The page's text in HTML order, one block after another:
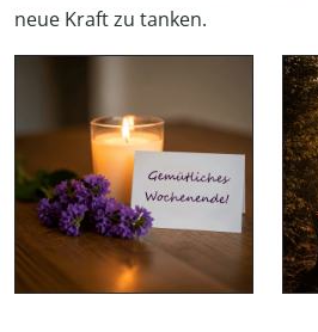
neue Kraft zu tanken.